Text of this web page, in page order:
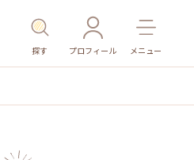
探す プロフィール メニュー